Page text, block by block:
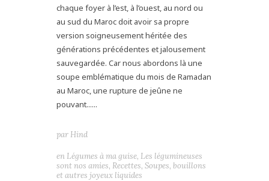
chaque foyer à l’est, à l’ouest, au nord ou
au sud du Maroc doit avoir sa propre
version soigneusement héritée des
générations précédentes et jalousement
sauvegardée. Car nous abordons là une
soupe emblématique du mois de Ramadan
au Maroc, une rupture de jeûne ne
pouvant......
par Hind
en Légumes à ma guise, Les légumineuses
sont nos amies, Recettes, Soupes, bouillons
et autres joyeux liquides